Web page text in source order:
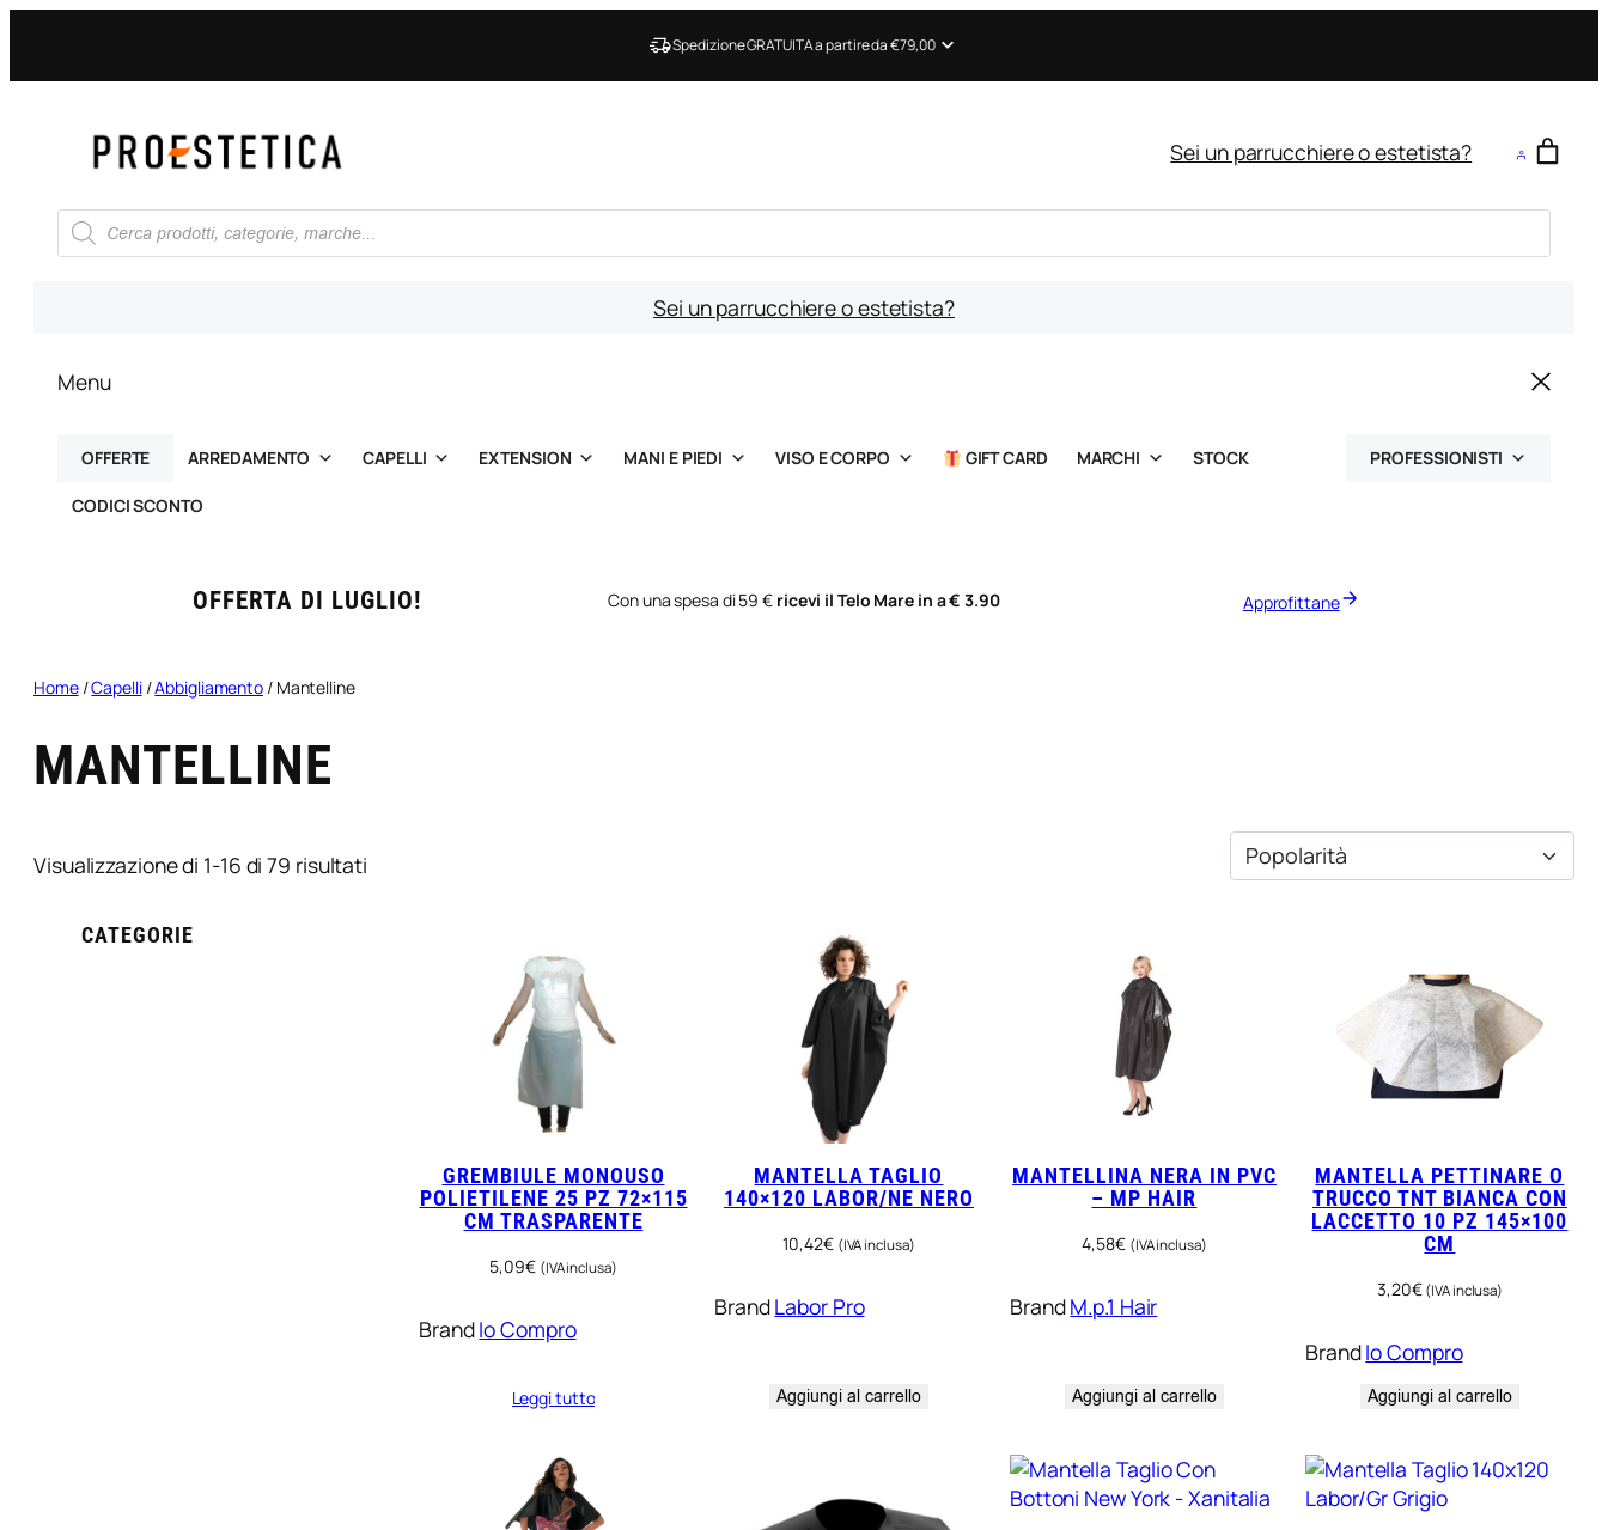
contenuto
Spedizione GRATUITA a partire da €79,00
Sei un parrucchiere o estetista?
Ricerca
prodotti
Sei un parrucchiere o estetista?
Menu
OFFERTE ARREDAMENTO CAPELLI EXTENSION MANI E PIEDI VISO E CORPO GIFT CARD MARCHI STOCK PROFESSIONISTI
CODICI SCONTO
OFFERTA DI LUGLIO! Con una spesa di 59 € ricevi il Telo Mare in a € 3.90 Approfittane
Home/Capelli/Abbigliamento / Mantelline
MANTELLINE
Visualizzazione di 1-16 di 79 risultati
CATEGORIE
GREMBIULE MONOUSO
POLIETILENE 25 PZ 72×115
CM TRASPARENTE
5,09€ (IVA inclusa)
BrandIo Compro
Leggi tutto
MANTELLA TAGLIO
140×120 LABOR/NE NERO
10,42€ (IVA inclusa)
BrandLabor Pro
Aggiungi al carrello
MANTELLINA NERA IN PVC
– MP HAIR
4,58€ (IVA inclusa)
BrandM.p.1 Hair
Aggiungi al carrello
MANTELLA PETTINARE O
TRUCCO TNT BIANCA CON
LACCETTO 10 PZ 145×100
CM
3,20€ (IVA inclusa)
BrandIo Compro
Aggiungi al carrello